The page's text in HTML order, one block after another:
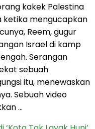
kakek Palestina
ketika mengucapkan
Reem, gugur
Israel di kamp
Serangan
sebuah
itu, menewaskan
Sebuah video
…